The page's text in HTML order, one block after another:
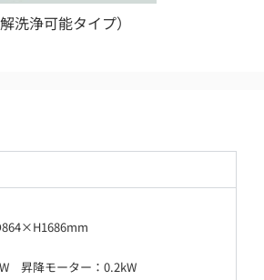
洗浄可能タイプ）
昇降モーター：0.2kW